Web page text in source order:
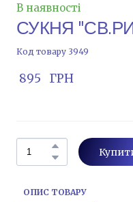
В наявності
СУКНЯ
Код товару 3949
895   ГРН
ОПИС ТОВАРУ